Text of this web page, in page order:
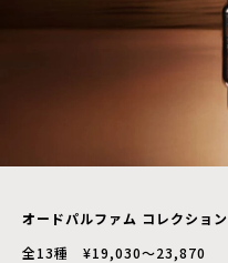
オードパルファム コレクション
全13種 ¥19,030〜23,870